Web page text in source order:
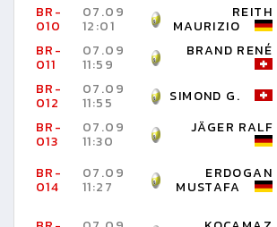
BR-
010
07.09
12:01
REITH
MAURIZIO
BR-
011
07.09
11:59
BRAND RENÉ
BR-
012
07.09
11:55 SIMOND G.
BR-
013
07.09
11:30
JÄGER RALF
BR-
014
07.09
11:27
ERDOGAN
MUSTAFA